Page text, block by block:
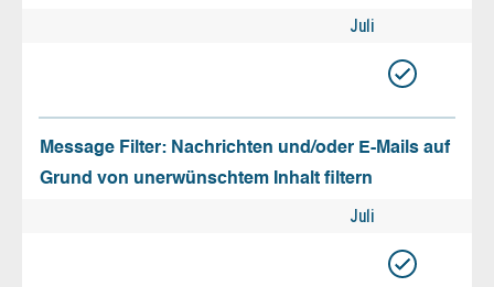
Juli
Message Filter: Nachrichten und/oder E-Mails auf
Grund von unerwünschtem Inhalt filtern
Juli